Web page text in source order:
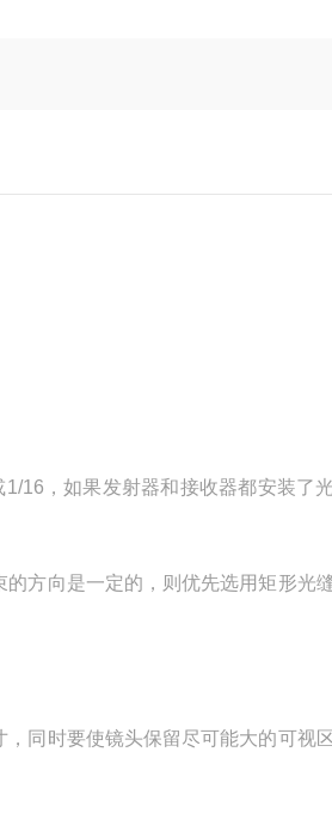
16，如果发射器和接收器都安装了
方向是一定的，则优先选用矩形光
同时要使镜头保留尽可能大的可视